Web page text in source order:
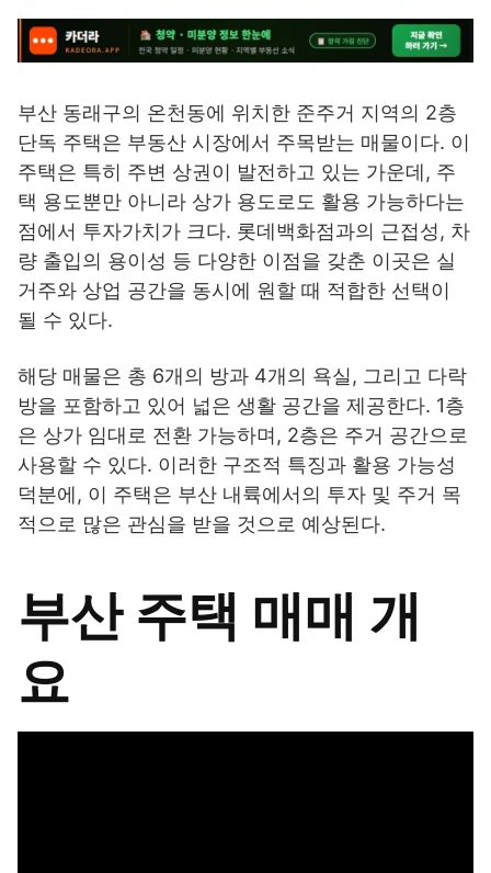
부산 동래구의 온천동에 위치한 준주거 지역의 2층
단독 주택은 부동산 시장에서 주목받는 매물이다. 이
주택은 특히 주변 상권이 발전하고 있는 가운데, 주
택 용도뿐만 아니라 상가 용도로도 활용 가능하다는
점에서 투자가치가 크다. 롯데백화점과의 근접성, 차
량 출입의 용이성 등 다양한 이점을 갖춘 이곳은 실
거주와 상업 공간을 동시에 원할 때 적합한 선택이
될 수 있다.
해당 매물은 총 6개의 방과 4개의 욕실, 그리고 다락
방을 포함하고 있어 넓은 생활 공간을 제공한다. 1층
은 상가 임대로 전환 가능하며, 2층은 주거 공간으로
사용할 수 있다. 이러한 구조적 특징과 활용 가능성
덕분에, 이 주택은 부산 내륙에서의 투자 및 주거 목
적으로 많은 관심을 받을 것으로 예상된다.
부산 주택 매매 개
요